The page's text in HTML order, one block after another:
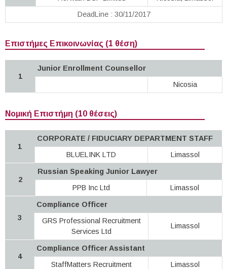
DeadLine : 30/11/2017
Επιστήμες Επικοινωνίας (1 θέση)
1
Junior Enrollment Counsellor
Nicosia
Νομική Επιστήμη (10 θέσεις)
1
CORPORATE / FIDUCIARY DEPARTMENT STAFF
BLUELINK LTD
Limassol
2
Russian Speaking Junior Lawyer
PPB Inc Ltd
Limassol
3
Compliance Officer
GRS Professional Recruitment
Services Ltd
Limassol
4
Compliance Officer Assistant
StaffMatters Recruitment
Limassol